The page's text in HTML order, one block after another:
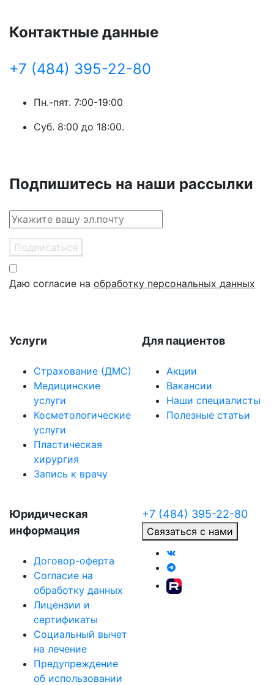
Контактные данные
+7 (484) 395-22-80
Пн.-пят. 7:00-19:00
Суб. 8:00 до 18:00.
Подпишитесь на наши рассылки
Подписаться
Даю согласие на обработку персональных данных
Услуги
Страхование (ДМС)
Медицинские
услуги
Косметологические
услуги
Пластическая
хирургия
Запись к врачу
Для пациентов
Акции
Вакансии
Наши специалисты
Полезные статьи
Юридическая
информация
Договор-оферта
Согласие на
обработку данных
Лицензии и
сертификаты
Социальный вычет
на лечение
Предупреждение
об использовании
+7 (484) 395-22-80
Связаться с нами